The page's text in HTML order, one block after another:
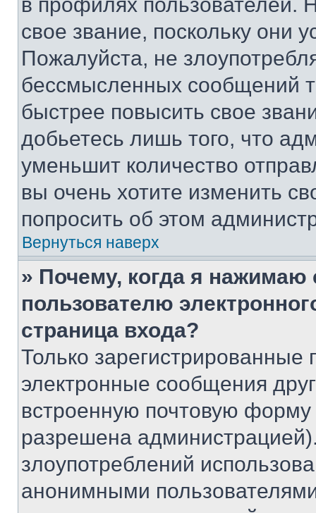
свое звание, поскольку они
Пожалуйста, не
бессмысленных сообщений
быстрее повысить свое
добьетесь лишь того, что
уменьшит количество
вы очень хотите изменить
попросить об этом
Вернуться наверх
» Почему, когда я нажимаю
пользователю
страница входа?
Только зарегистрированные
электронные сообщения
встроенную почтовую
разрешена
злоупотреблений
анонимными